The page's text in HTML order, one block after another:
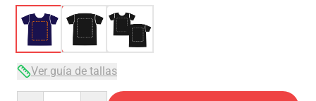
Ver guía de tallas